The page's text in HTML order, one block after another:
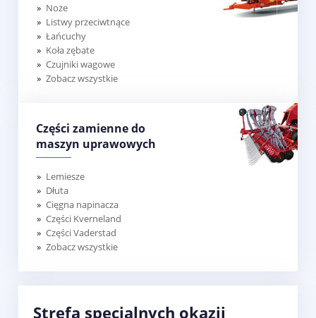
Noże
Listwy przeciwtnące
Łańcuchy
Koła zębate
Czujniki wagowe
Zobacz wszystkie
Części zamienne do
maszyn uprawowych
Lemiesze
Dłuta
Cięgna napinacza
Części Kverneland
Części Vaderstad
Zobacz wszystkie
Strefa specjalnych okazji